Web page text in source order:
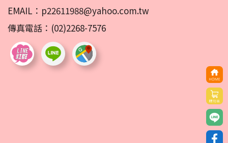
EMAIL： p22611988@yahoo.com.tw
傳真電話：(02)2268-7576